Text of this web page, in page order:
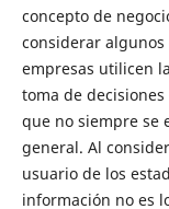
concepto de
considerar
empresas utilicen
toma de
que no siempre se
general. Al
usuario de los
información no es